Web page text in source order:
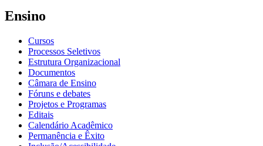
Ensino
Cursos
Processos Seletivos
Estrutura Organizacional
Documentos
Câmara de Ensino
Fóruns e debates
Projetos e Programas
Editais
Calendário Acadêmico
Permanência e Êxito